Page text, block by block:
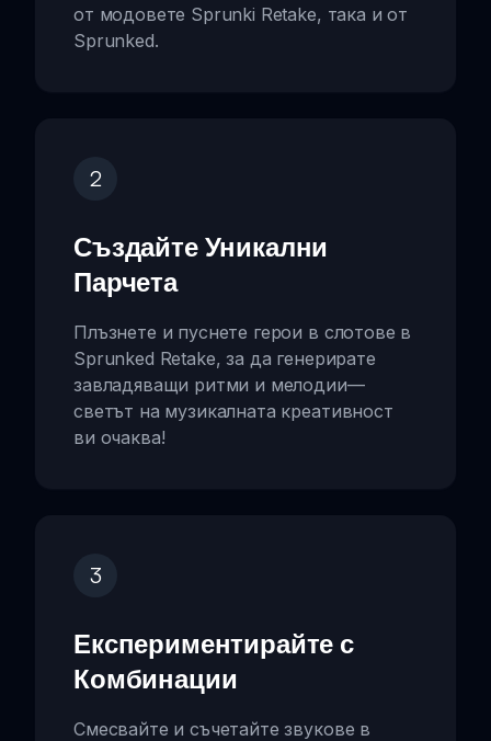
от модовете Sprunki Retake, така и от
Sprunked.
2
Създайте Уникални
Парчета
Плъзнете и пуснете герои в слотове в
Sprunked Retake, за да генерирате
завладяващи ритми и мелодии—
светът на музикалната креативност
ви очаква!
3
Експериментирайте с
Комбинации
Смесвайте и съчетайте звукове в